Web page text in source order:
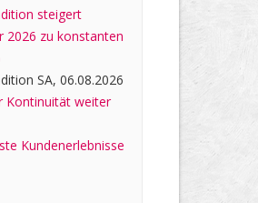
steigert
2026 zu konstanten
SA, 06.08.2026
Kontinuität weiter
Kundenerlebnisse